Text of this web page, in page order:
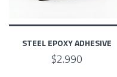
STEEL EPOXY ADHESIVE
$2.990